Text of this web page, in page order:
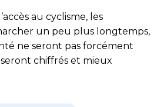
au cyclisme, les
un peu plus longtemps,
ne seront pas forcément
chiffrés et mieux